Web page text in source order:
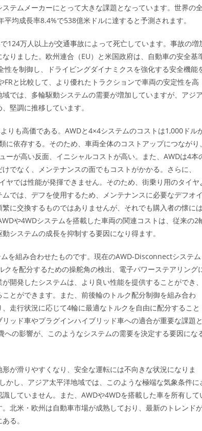
テムメーカーにとって大きな課題となっています。世界の全
均成長率8.4%で538億米ドルに達すると予測されます。
124万人以上が交通事故によって死亡しています。事故の増
りました。欧州連合（EU）と米国政府は、自動車の安全基
を制御し、ドライビングダイナミクスを強化する安全機能
と比較して、より優れたトラクションで車両の安定性を高
では、多輪駆動システムの需要が増加していますが、アジア
堅調に推移しています。
りも高価である。AWDと4×4システムのコストは1,000ドル
依存する。そのため、車両全体のコストアップにつながり、
が高い反面、イニシャルコストが高い。また、AWDは4本
でなく、メンテナンスの面でもコストがかかる。さらに、
では性能が発揮できません。そのため、街乗り用のタイヤ
では、デフを使用するため、メンテナンスに必要なデフオイ
に交換するものではありませんが、それでも購入者の懐には
や4WDシステムを搭載した車両の関連コストは、従来の2
システムの成長を抑制する要因になり得ます。
を組み合わせたものです。現在のAWD-Disconnectシステム
を配分するための操舵角の検出、電子パワーステアリング
開発したシステムは、より良い性能を提供することができ、
とができます。また、前後輪のトルク配分制御を組み合わ
走行状況に応じて4輪に最適なトルクを自由に配分すること
ッド車やプラグインハイブリッド車への適合が重要な課題と
の影響が、このようなシステムの需要を決定する要因にな
が滑りやすくなり、安全な運転には不向きな状況になりま
し、アジア太平洋地域では、このような極端な気象条件に
していません。また、AWDや4WDを搭載した車を所有して
北米・欧州は自動車市場が成熟しており、最新のトレンド
る。